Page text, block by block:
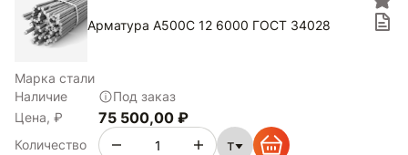
Арматура А500С 12 6000 ГОСТ 34028
Марка стали
Наличие
Под заказ
Цена, ₽
75 500,00 ₽
Количество т